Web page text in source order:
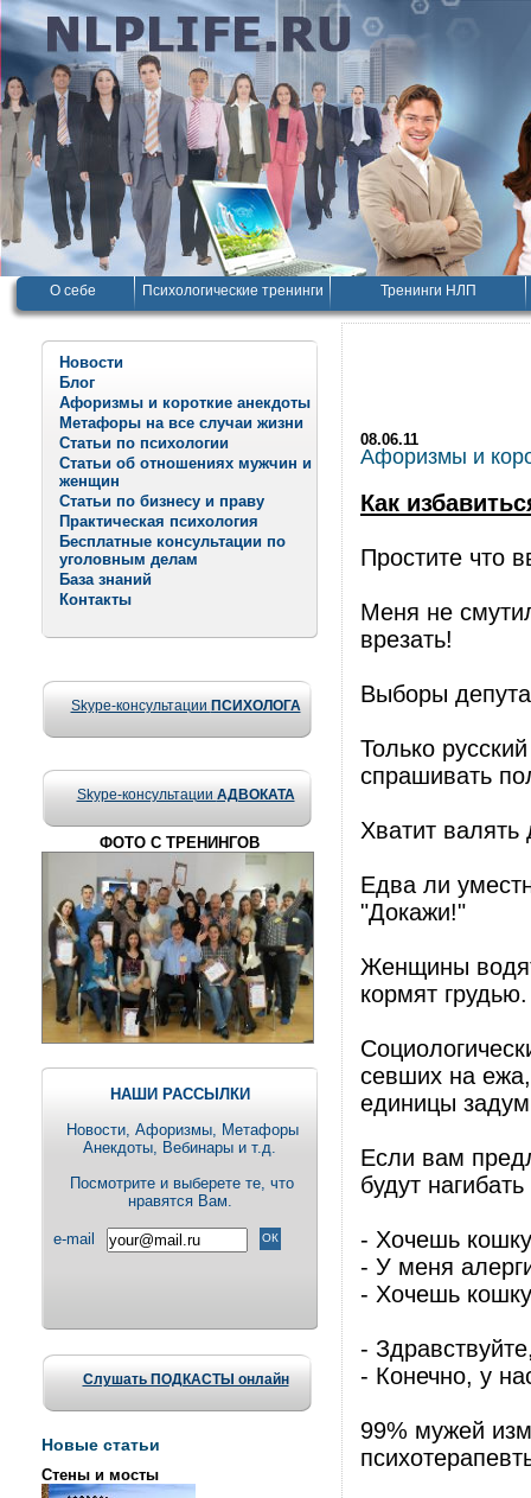
О себе Психологические тренинги Тренинги НЛП
Новости
Блог
Афоризмы и короткие анекдоты
Метафоры на все случаи жизни
Статьи по психологии
Статьи об отношениях мужчин и
женщин
Статьи по бизнесу и праву
Практическая психология
Бесплатные консультации по
уголовным делам
База знаний
Контакты
Skype-консультации ПСИХОЛОГА
Skype-консультации АДВОКАТА
ФОТО С ТРЕНИНГОВ
НАШИ РАССЫЛКИ
Новости, Aфоризмы, Метафоры
Анекдоты, Вебинары и т.д.
Посмотрите и выберете те, что
нравятся Вам.
e-mail
Слушать ПОДКАСТЫ онлайн
Новые статьи
Стены и мосты
08.06.11
Афоризмы и
Как
Простите что
Меня не
врезать!
Выборы
Только
спрашивать
Хватит валять
Едва ли
"Докажи!"
Женщины
кормят грудью.
севших на
единицы
Если вам
будут
- Хочешь
- У меня
- Хочешь
-
- Конечно, у
99% мужей